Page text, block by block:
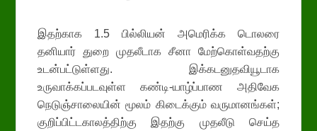
இதற்காக 1.5 பில்லியன் அமெரிக்க டொலரை
தனியார் துறை முதலீடாக சீனா மேற்கொள்வதற்கு
உடன்பட்டுள்ளது. இக்கடனுதவியூடாக
உருவாக்கப்படவுள்ள கண்டி-யாழ்ப்பாண அதிவேக
நெடுஞ்சாலையின் மூலம் கிடைக்கும் வருமானங்கள்;
குறிப்பிட்டகாலத்திற்கு இதற்கு முதலீடு செய்த